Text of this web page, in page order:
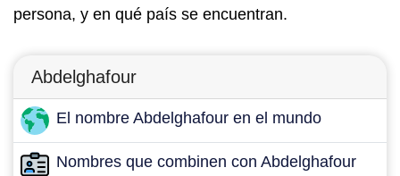
persona, y en qué país se encuentran.
Abdelghafour
El nombre Abdelghafour en el mundo
Nombres que combinen con Abdelghafour